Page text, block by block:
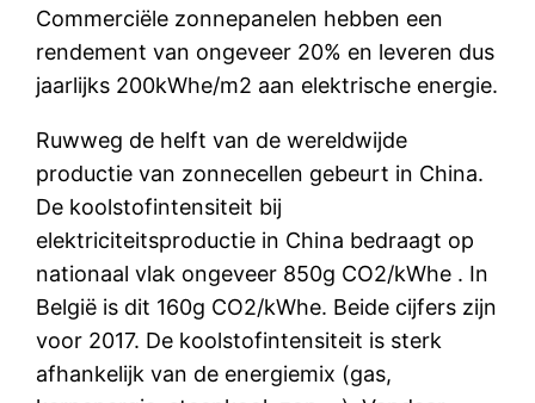
Commerciële zonnepanelen hebben een
rendement van ongeveer 20% en leveren dus
jaarlijks 200kWhe/m2 aan elektrische energie.
Ruwweg de helft van de wereldwijde
productie van zonnecellen gebeurt in China.
De koolstofintensiteit bij
elektriciteitsproductie in China bedraagt op
nationaal vlak ongeveer 850g CO2/kWhe . In
België is dit 160g CO2/kWhe. Beide cijfers zijn
voor 2017. De koolstofintensiteit is sterk
afhankelijk van de energiemix (gas,